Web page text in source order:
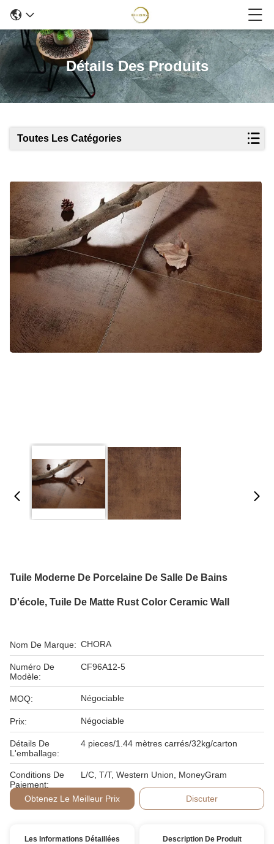
Détails Des Produits
Toutes Les Catégories
Tuile Moderne De Porcelaine De Salle De Bains
D'école, Tuile De Matte Rust Color Ceramic Wall
Nom De Marque: CHORA
Numéro De
Modèle:
CF96A12-5
MOQ: Négociable
Prix: Négociable
Détails De
L'emballage:
4 pieces/1.44 mètres carrés/32kg/carton
Conditions De
Paiement:
L/C, T/T, Western Union, MoneyGram
Obtenez Le Meilleur Prix Discuter
Les Informations Détaillées Description De Produit